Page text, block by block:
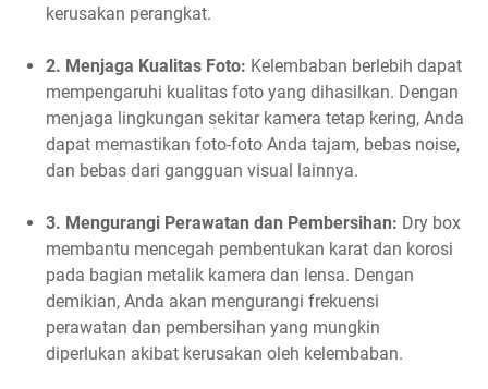
kerusakan perangkat.
2. Menjaga Kualitas Foto: Kelembaban berlebih dapat
mempengaruhi kualitas foto yang dihasilkan. Dengan
menjaga lingkungan sekitar kamera tetap kering, Anda
dapat memastikan foto-foto Anda tajam, bebas noise,
dan bebas dari gangguan visual lainnya.
3. Mengurangi Perawatan dan Pembersihan: Dry box
membantu mencegah pembentukan karat dan korosi
pada bagian metalik kamera dan lensa. Dengan
demikian, Anda akan mengurangi frekuensi
perawatan dan pembersihan yang mungkin
diperlukan akibat kerusakan oleh kelembaban.